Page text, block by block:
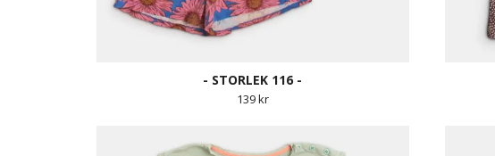
- STORLEK 116 -
139 kr